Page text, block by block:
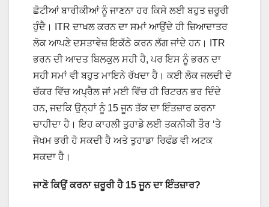
ਛੋਟੀਆਂ ਬਾਰੀਕੀਆਂ ਨੂੰ ਜਾਣਨਾ ਹਰ ਕਿਸੇ ਲਈ ਬਹੁਤ ਜ਼ਰੂਰੀ
ਹੁੰਦੈ। ITR ਦਾਖਲ ਕਰਨ ਦਾ ਸਮਾਂ ਆਉਂਦੇ ਹੀ ਜ਼ਿਆਦਾਤਰ
ਲੋਕ ਆਪਣੇ ਦਸਤਾਵੇਜ਼ ਇਕੱਠੇ ਕਰਨ ਲੱਗ ਜਾਂਦੇ ਹਨ। ITR
ਭਰਨ ਦੀ ਆਦਤ ਬਿਲਕੁਲ ਸਹੀ ਹੈ, ਪਰ ਇਸ ਨੂੰ ਭਰਨ ਦਾ
ਸਹੀ ਸਮਾਂ ਵੀ ਬਹੁਤ ਮਾਇਨੇ ਰੱਖਦਾ ਹੈ। ਕਈ ਲੋਕ ਜਲਦੀ ਦੇ
ਚੱਕਰ ਵਿੱਚ ਅਪ੍ਰੈਲ ਜਾਂ ਮਈ ਵਿੱਚ ਹੀ ਰਿਟਰਨ ਭਰ ਦਿੰਦੇ
ਹਨ, ਜਦਕਿ ਉਨ੍ਹਾਂ ਨੂੰ 15 ਜੂਨ ਤੱਕ ਦਾ ਇੰਤਜ਼ਾਰ ਕਰਨਾ
ਚਾਹੀਦਾ ਹੈ। ਇਹ ਕਾਹਲੀ ਤੁਹਾਡੇ ਲਈ ਤਕਨੀਕੀ ਤੌਰ ‘ਤੇ
ਜੋਖਮ ਭਰੀ ਹੋ ਸਕਦੀ ਹੈ ਅਤੇ ਤੁਹਾਡਾ ਰਿਫੰਡ ਵੀ ਅਟਕ
ਸਕਦਾ ਹੈ।
ਜਾਣੋ ਕਿਉਂ ਕਰਨਾ ਜ਼ਰੂਰੀ ਹੈ 15 ਜੂਨ ਦਾ ਇੰਤਜ਼ਾਰ?